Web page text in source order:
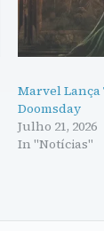
Marvel
Doomsday
Julho 21, 2026
In "Notícias"